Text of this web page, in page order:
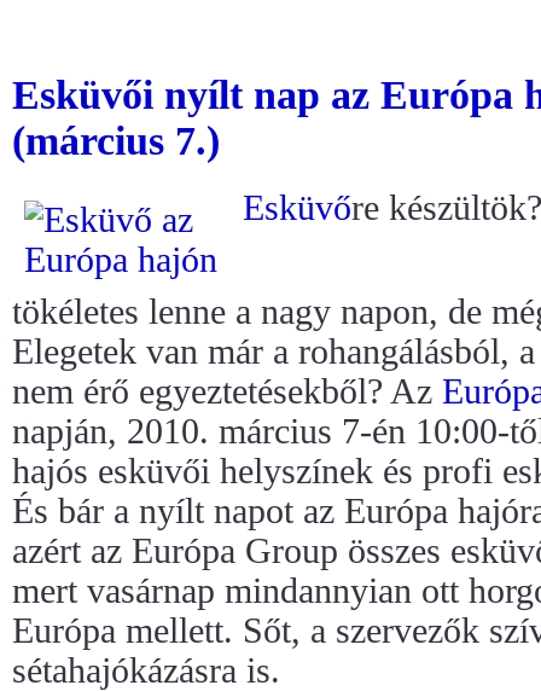
Esküvői nyílt nap az Európa
(március 7.)
Esküvőre
tökéletes lenne a nagy napon, de
Elegetek van már a rohangálásból,
nem érő egyeztetésekből? Az
napján, 2010. március 7-én 10:00-
hajós esküvői helyszínek és profi
És bár a nyílt napot az Európa
azért az Európa Group összes
mert vasárnap mindannyian ott
Európa mellett. Sőt, a szervezők
sétahajókázásra is.